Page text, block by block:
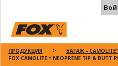
ПРОДУКЦИЯ
БАГАЖ -
FOX CAMOLITE™ NEOPRENE TIP & BUTT